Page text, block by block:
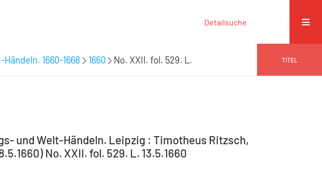
Detailsuche
1660-1668 1660 No. XXII. fol. 529. L. TITEL
und Welt-Händeln. Leipzig : Timotheus Ritzsch,
No. XXII. fol. 529. L. 13.5.1660